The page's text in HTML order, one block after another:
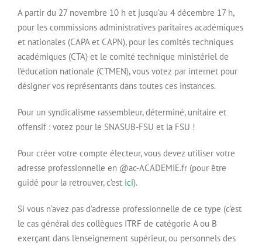
A partir du 27 novembre 10 h et jusqu’au 4 décembre 17 h,
pour les commissions administratives paritaires académiques
et nationales (CAPA et CAPN), pour les comités techniques
académiques (CTA) et le comité technique ministériel de
l’éducation nationale (CTMEN), vous votez par internet pour
désigner vos représentants dans toutes ces instances.
Pour un syndicalisme rassembleur, déterminé, unitaire et
offensif : votez pour le SNASUB-FSU et la FSU !
Pour créer votre compte électeur, vous devez utiliser votre
adresse professionnelle en @ac-ACADEMIE.fr (pour être
guidé pour la retrouver, c’est ici).
Si vous n’avez pas d’adresse professionnelle de ce type (c’est
le cas général des collègues ITRF de catégorie A ou B
exerçant dans l’enseignement supérieur, ou personnels des